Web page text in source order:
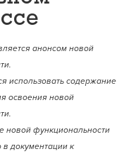
анонсом новой
использовать содержание
освоения новой
новой функциональности
в документации к